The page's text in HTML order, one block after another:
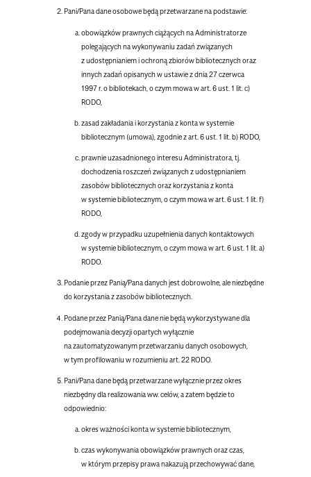
Pani/Pana dane osobowe będą przetwarzane na podstawie:
obowiązków prawnych ciążących na Administratorze
polegających na wykonywaniu zadań związanych
z udostępnianiem i ochroną zbiorów bibliotecznych oraz
innych zadań opisanych w ustawie z dnia 27 czerwca
1997 r. o bibliotekach, o czym mowa w art. 6 ust. 1 lit. c)
RODO,
zasad zakładania i korzystania z konta w systemie
bibliotecznym (umowa), zgodnie z art. 6 ust. 1 lit. b) RODO,
prawnie uzasadnionego interesu Administratora, tj.
dochodzenia roszczeń związanych z udostępnianiem
zasobów bibliotecznych oraz korzystania z konta
w systemie bibliotecznym, o czym mowa w art. 6 ust. 1 lit. f)
RODO,
zgody w przypadku uzupełnienia danych kontaktowych
w systemie bibliotecznym, o czym mowa w art. 6 ust. 1 lit. a)
RODO.
Podanie przez Panią/Pana danych jest dobrowolne, ale niezbędne
do korzystania z zasobów bibliotecznych.
Podane przez Panią/Pana dane nie będą wykorzystywane dla
podejmowania decyzji opartych wyłącznie
na zautomatyzowanym przetwarzaniu danych osobowych,
w tym profilowaniu w rozumieniu art. 22 RODO.
Pani/Pana dane będą przetwarzane wyłącznie przez okres
niezbędny dla realizowania ww. celów, a zatem będzie to
odpowiednio:
okres ważności konta w systemie bibliotecznym,
czas wykonywania obowiązków prawnych oraz czas,
w którym przepisy prawa nakazują przechowywać dane,